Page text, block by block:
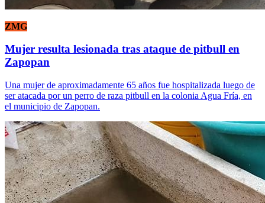
ZMG
Mujer resulta lesionada tras ataque de pitbull en
Zapopan
Una mujer de aproximadamente 65 años fue hospitalizada luego de
ser atacada por un perro de raza pitbull en la colonia Agua Fría, en
el municipio de Zapopan.